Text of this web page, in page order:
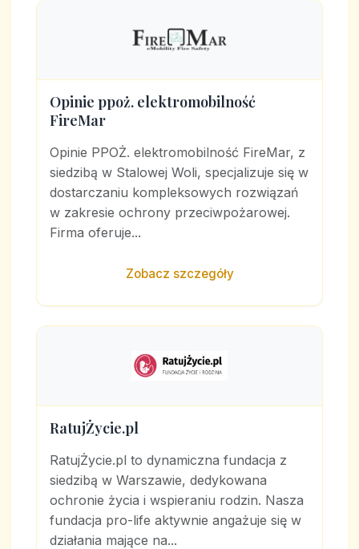
Opinie ppoż. elektromobilność
FireMar
Opinie PPOŻ. elektromobilność FireMar, z
siedzibą w Stalowej Woli, specjalizuje się w
dostarczaniu kompleksowych rozwiązań
w zakresie ochrony przeciwpożarowej.
Firma oferuje...
Zobacz szczegóły
RatujŻycie.pl
RatujŻycie.pl to dynamiczna fundacja z
siedzibą w Warszawie, dedykowana
ochronie życia i wspieraniu rodzin. Nasza
fundacja pro-life aktywnie angażuje się w
działania mające na...